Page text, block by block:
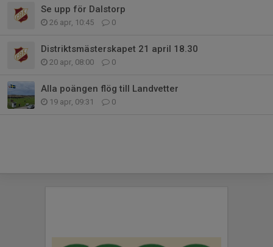
Se upp för Dalstorp
26 apr, 10:45 0
Distriktsmästerskapet 21 april 18.30
20 apr, 08:00 0
Alla poängen flög till Landvetter
19 apr, 09:31 0